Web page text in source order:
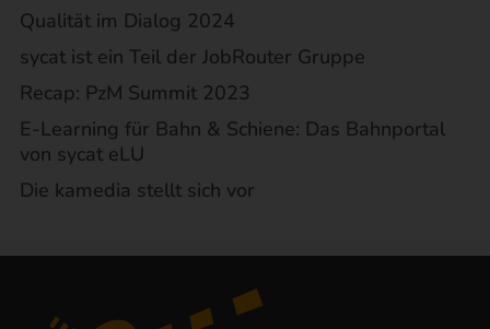
Qualität im Dialog 2024
sycat ist ein Teil der JobRouter Gruppe
Recap: PzM Summit 2023
E-Learning für Bahn & Schiene: Das Bahnportal
von sycat eLU
Die kamedia stellt sich vor